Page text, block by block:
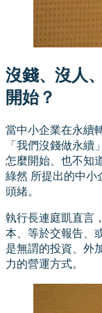
沒錢、沒人
開始？
當中小企業在永續
「我們沒錢做永續
怎麼開始、也不知
綠然 所提出的中
頭緒。
執行長連庭凱直言
本、等於交報告、
是無謂的投資、外
力的營運方式。